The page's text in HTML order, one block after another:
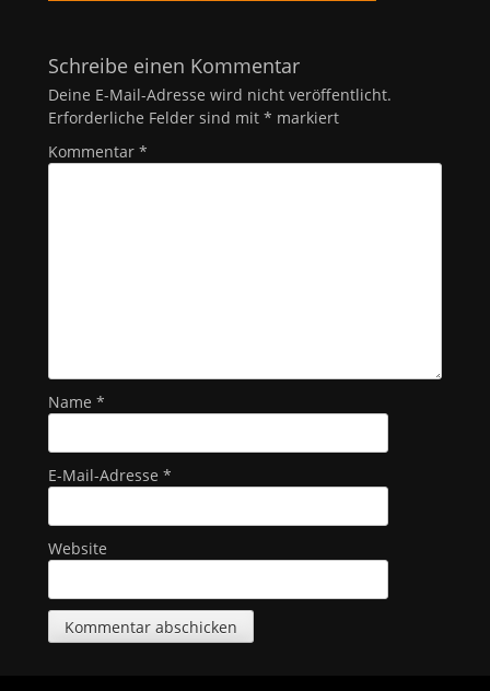
Schreibe einen Kommentar
Deine E-Mail-Adresse wird nicht veröffentlicht.
Erforderliche Felder sind mit * markiert
Kommentar *
Name *
E-Mail-Adresse *
Website